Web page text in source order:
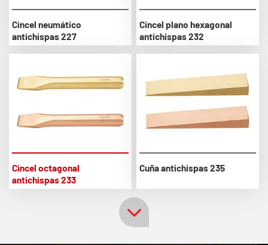
Cincel neumático
antichispas 227
Cincel plano hexagonal
antichispas 232
Cincel octagonal
antichispas 233
Cuña antichispas 235